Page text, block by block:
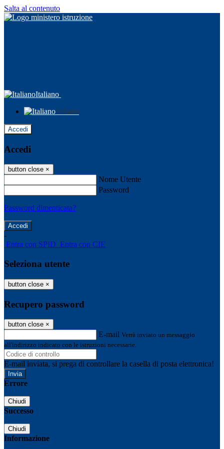
Salta al contenuto
Italiano
Italiano
Accedi
Accedi
button close ×
Nome Utente
Password
Password dimenticata?
-
Entra con SPID Entra con CIE
Seleziona utente
button close ×
Recupero password
button close ×
E-mail Verrà inviato un messaggio
all'indirizzo indicato con le istruzioni necessarie.
E-mail inviata, si prega di controllare la casella di posta elettronica!
Errore
Chiudi
Successo
Chiudi
Informazione